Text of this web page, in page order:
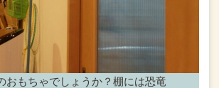
おもちゃでしょうか？棚には恐竜